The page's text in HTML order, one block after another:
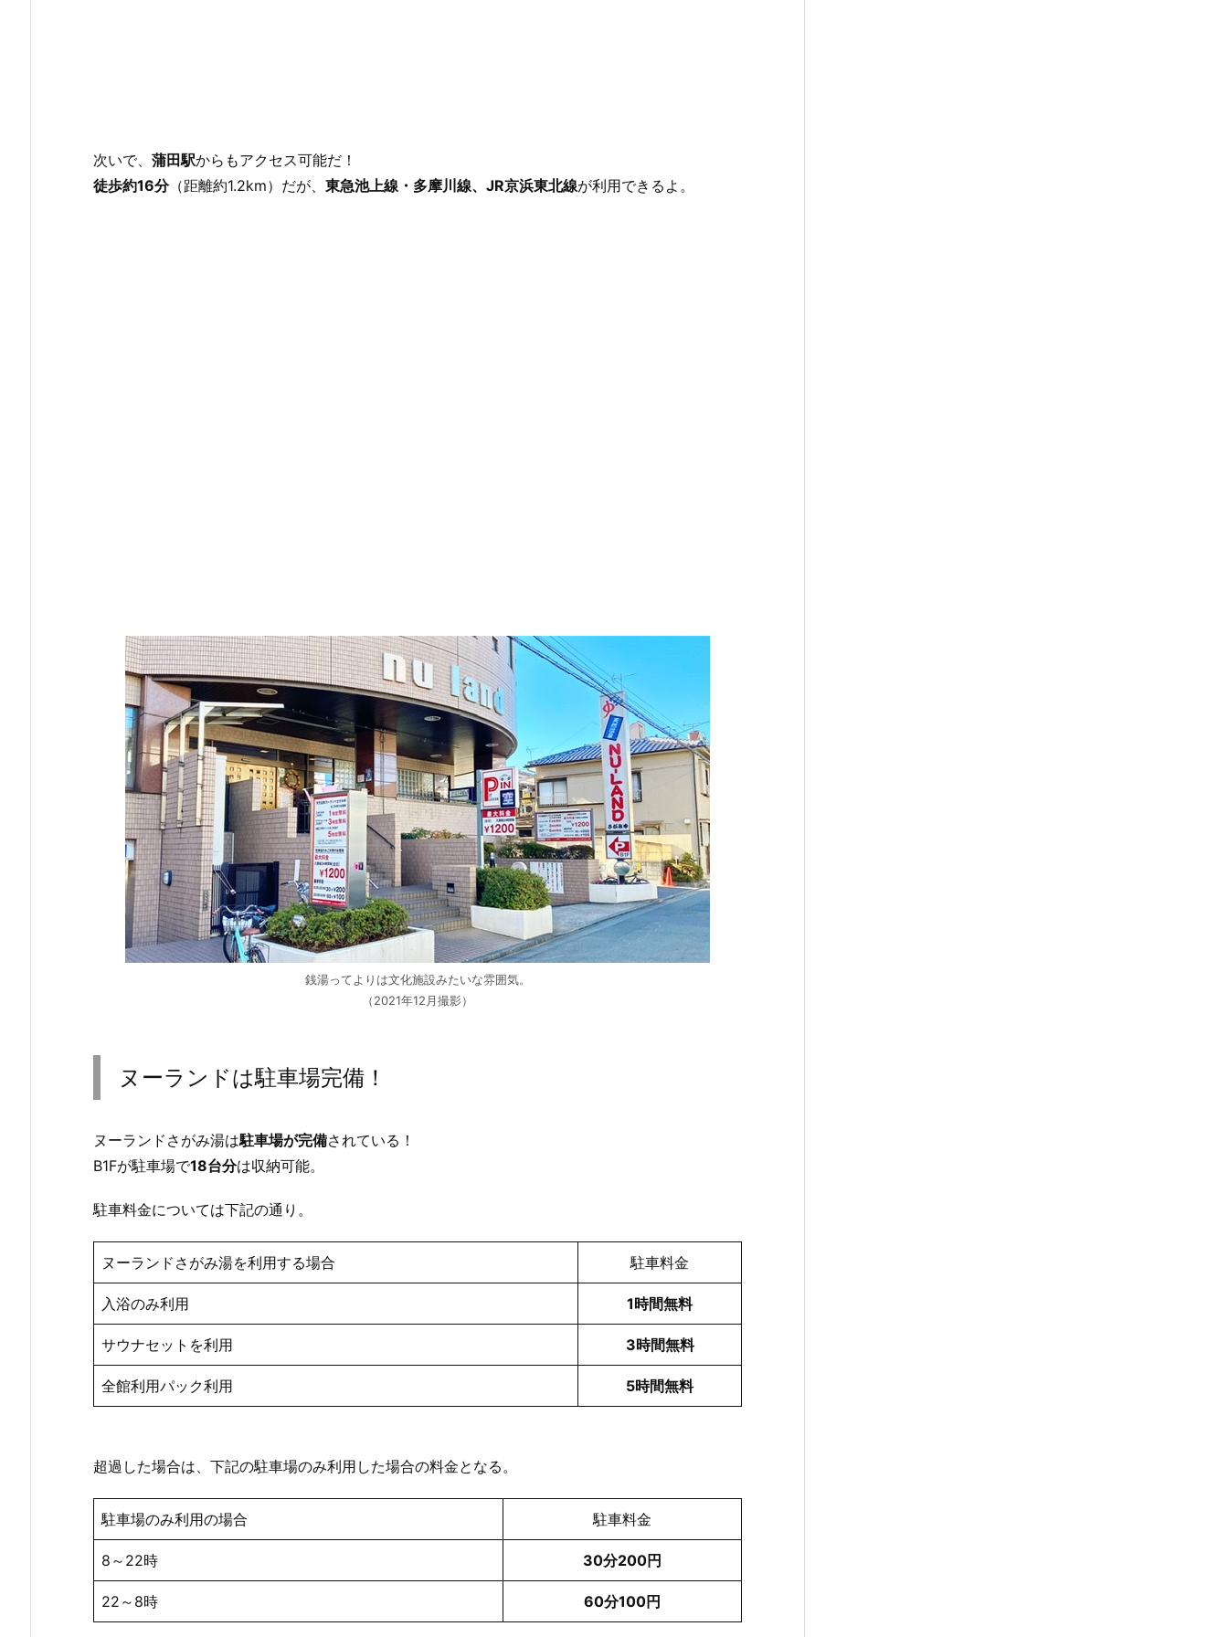
次いで、 蒲田駅からもアクセス可能だ！
徒歩約16分（距離約1.2km）だが、 東急池上線・多摩川線、JR京浜東北線が利用できるよ。
銭湯ってよりは文化施設みたいな雰囲気。
（2021年12月撮影）
ヌーランドは駐車場完備！
ヌーランドさがみ湯は駐車場が完備されている！
B1Fが駐車場で18台分は収納可能。
駐車料金については下記の通り。
ヌーランドさがみ湯を利用する場合 駐車料金
入浴のみ利用 1時間無料
サウナセットを利用 3時間無料
全館利用パック利用 5時間無料
超過した場合は、下記の駐車場のみ利用した場合の料金となる。
駐車場のみ利用の場合 駐車料金
8～22時 30分200円
22～8時 60分100円